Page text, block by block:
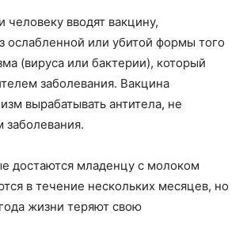
вводят вакцину,
ослабленной или убитой формы того
(вируса или бактерии), который
заболевания. Вакцина
вырабатывать антитела, не
заболевания.
достаются младенцу с молоком
в течение нескольких месяцев, но
жизни теряют свою